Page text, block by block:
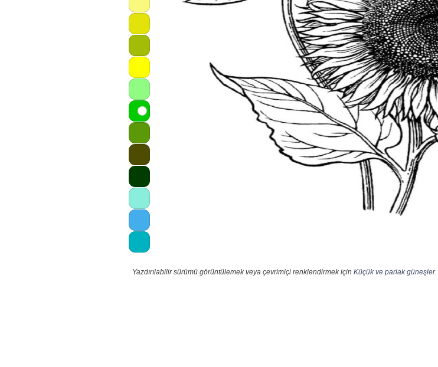
Yazdırılabilir sürümü görüntülemek veya çevrimiçi renklendirmek için Küçük ve parlak güneşler.